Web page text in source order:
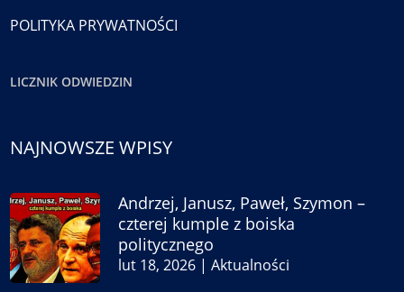
POLITYKA PRYWATNOŚCI
LICZNIK ODWIEDZIN
NAJNOWSZE WPISY
Andrzej, Janusz, Paweł, Szymon –
czterej kumple z boiska
politycznego
lut 18, 2026 |Aktualności